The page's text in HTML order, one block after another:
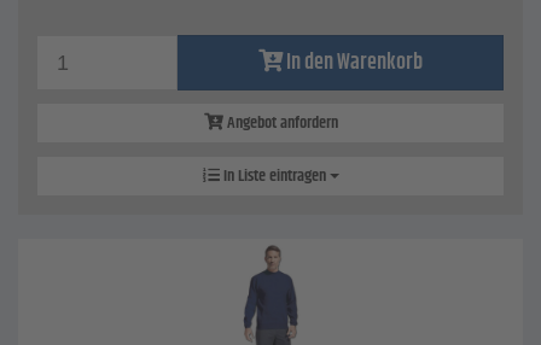
In den Warenkorb
Angebot anfordern
In Liste eintragen